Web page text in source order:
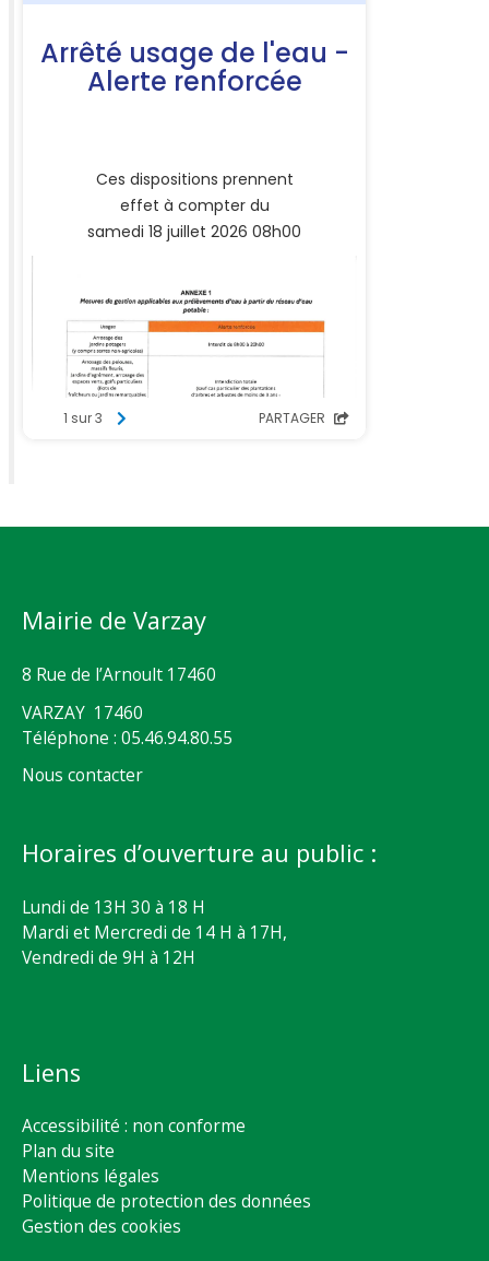
Mairie de Varzay
8 Rue de l’Arnoult 17460
VARZAY 17460
Téléphone : 05.46.94.80.55
Nous contacter
Horaires d’ouverture au public :
Lundi de 13H 30 à 18 H
Mardi et Mercredi de 14 H à 17H,
Vendredi de 9H à 12H
Liens
Accessibilité : non conforme
Plan du site
Mentions légales
Politique de protection des données
Gestion des cookies